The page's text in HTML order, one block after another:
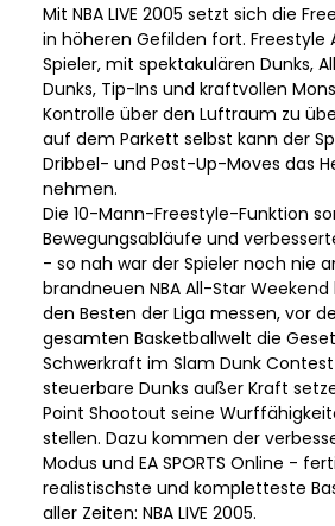
Mit NBA LIVE 2005 setzt sich die
in höheren Gefilden fort. Freestyle
Spieler, mit spektakulären Dunks,
Dunks, Tip-Ins und kraftvollen
Kontrolle über den Luftraum zu
auf dem Parkett selbst kann der
Dribbel- und Post-Up-Moves das
nehmen.
Die 10-Mann-Freestyle-Funktion
Bewegungsabläufe und
- so nah war der Spieler noch nie
brandneuen NBA All-Star
den Besten der Liga messen, vor
gesamten Basketballwelt die
Schwerkraft im Slam Dunk
steuerbare Dunks außer Kraft
Point Shootout seine
stellen. Dazu kommen der
Modus und EA SPORTS Online -
realistischste und kompletteste
aller Zeiten: NBA LIVE 2005.